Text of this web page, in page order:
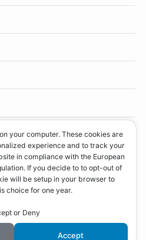
your computer. These cookies are
experience and to track your
in compliance with the European
If you decide to to opt-out of
will be setup in your browser to
choice for one year.
or Deny
Accept